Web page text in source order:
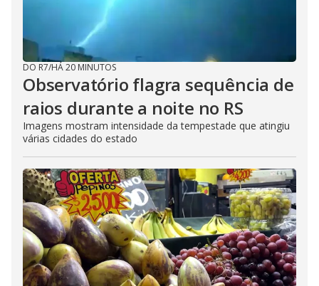
DO R7/HÁ 20 MINUTOS
Observatório flagra sequência de
raios durante a noite no RS
Imagens mostram intensidade da tempestade que atingiu
várias cidades do estado